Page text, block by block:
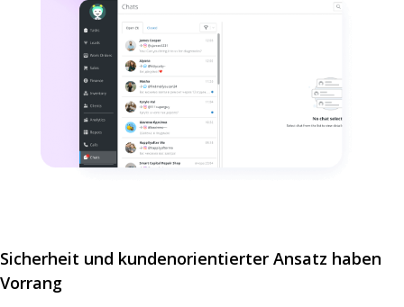
Sicherheit und kundenorientierter Ansatz haben
Vorrang